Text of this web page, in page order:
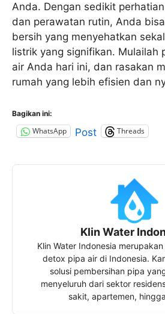
Anda. Dengan sedikit
dan perawatan rutin, Anda
bersih yang menyehatkan
listrik yang signifikan. Mulailah
air Anda hari ini, dan rasakan
rumah yang lebih efisien dan
Bagikan ini:
WhatsApp Post Threads
Klin Water
Klin Water Indonesia
detox pipa air di Indonesia.
solusi pembersihan pipa
menyeluruh dari sektor
sakit, apartemen,